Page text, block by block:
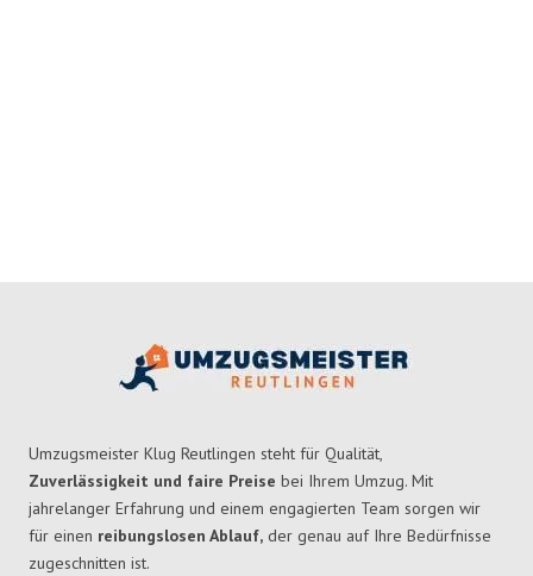
Umzugsmeister Klug Reutlingen steht für Qualität,
Zuverlässigkeit und faire Preise bei Ihrem Umzug. Mit
jahrelanger Erfahrung und einem engagierten Team sorgen wir
für einen reibungslosen Ablauf, der genau auf Ihre Bedürfnisse
zugeschnitten ist.